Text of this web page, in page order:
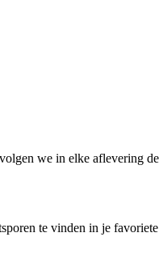
we in elke aflevering
te vinden in je